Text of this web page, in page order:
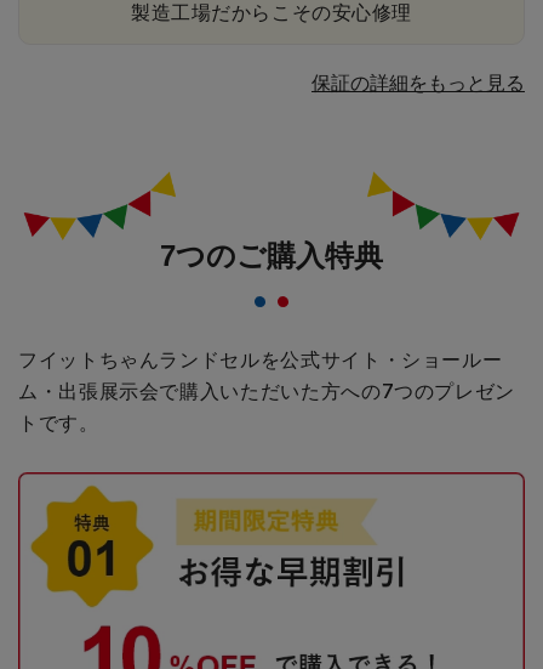
製造工場だからこその安心修理
保証の詳細をもっと見る
7つのご購入特典
フイットちゃんランドセルを公式サイト・ショールー
ム・出張展示会で購入いただいた方への7つのプレゼン
トです。